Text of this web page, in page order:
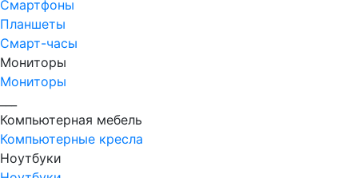
Смартфоны
Планшеты
Смарт-часы
Мониторы
Мониторы
Компьютерная мебель
Компьютерные кресла
Ноутбуки